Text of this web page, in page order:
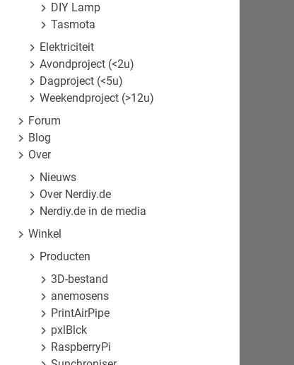
DIY Lamp
Tasmota
Elektriciteit
Avondproject (<2u)
Dagproject (<5u)
Weekendproject (>12u)
Forum
Blog
Over
Nieuws
Over Nerdiy.de
Nerdiy.de in de media
Winkel
Producten
3D-bestand
anemosens
PrintAirPipe
pxlBlck
RaspberryPi